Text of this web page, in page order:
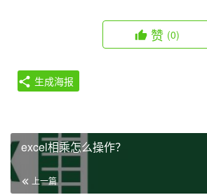
赞 (0)
生成海报
excel相乘怎么操作？
上一篇